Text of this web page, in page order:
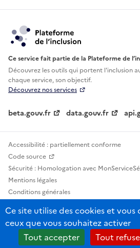
Ce service fait partie de la Plateforme de
Découvrez les outils qui portent l'inclusion
chaque service, son objectif.
Découvrez nos services
beta.gouv.fr data.gouv.fr
Accessibilité : partiellement conforme
Code source
Sécurité : Homologation avec
Mentions légales
Conditions générales
Statistiques, lexiques et indicateurs
Sauf mention contraire, tous les contenus
etalab-2.0
Ce site utilise des cookies et
ceux que vous souhaitez activer
Tout accepter
Tout